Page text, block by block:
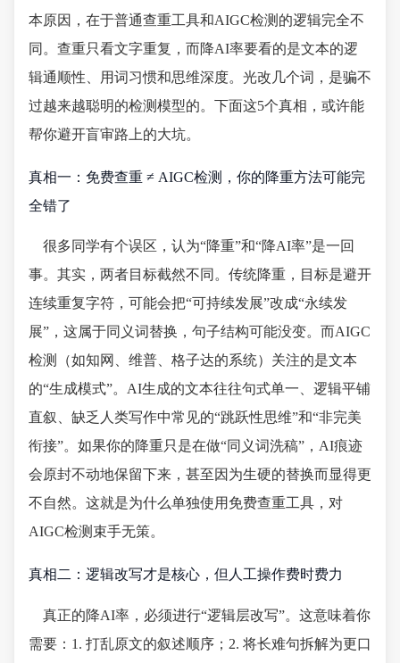
本原因，在于普通查重工具和AIGC检测的逻辑完全不
同。查重只看文字重复，而降AI率要看的是文本的逻
辑通顺性、用词习惯和思维深度。光改几个词，是骗不
过越来越聪明的检测模型的。下面这5个真相，或许能
帮你避开盲审路上的大坑。
真相一：免费查重 ≠ AIGC检测，你的降重方法可能完
全错了
很多同学有个误区，认为“降重”和“降AI率”是一回
事。其实，两者目标截然不同。传统降重，目标是避开
连续重复字符，可能会把“可持续发展”改成“永续发
展”，这属于同义词替换，句子结构可能没变。而AIGC
检测（如知网、维普、格子达的系统）关注的是文本
的“生成模式”。AI生成的文本往往句式单一、逻辑平铺
直叙、缺乏人类写作中常见的“跳跃性思维”和“非完美
衔接”。如果你的降重只是在做“同义词洗稿”，AI痕迹
会原封不动地保留下来，甚至因为生硬的替换而显得更
不自然。这就是为什么单独使用免费查重工具，对
AIGC检测束手无策。
真相二：逻辑改写才是核心，但人工操作费时费力
真正的降AI率，必须进行“逻辑层改写”。这意味着你
需要：1. 打乱原文的叙述顺序；2. 将长难句拆解为更口